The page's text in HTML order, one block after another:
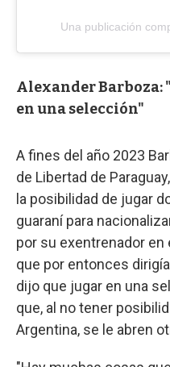
Una publicación
Alexander Barboza:
en una selección"
A fines del año 2023
de Libertad de
la posibilidad de jugar
guaraní para
por su exentrenador en
que por entonces
dijo que jugar en una
que, al no tener
Argentina, se le abren